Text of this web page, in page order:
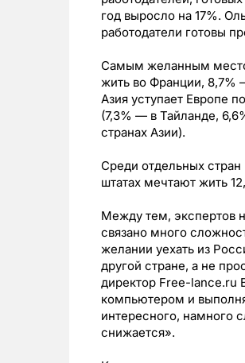
год выросло на 17%.
работодатели готовы
Самым желанным
жить во Франции, 8,7%
Азия уступает Европе
(7,3% — в Тайланде,
странах Азии).
Среди отдельных
штатах мечтают жить
Между тем, экспертов
связано много
желании уехать из
другой стране, а не
директор Free-lance.ru
компьютером и
интересного, намного
снижается».